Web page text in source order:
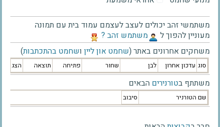
משתמשי זהב יכולים לעצב לעצמם עמוד בית עם תמונה
מעוניין להפוך ל
‫משתמש זהב ?‬
משחקים אחרונים באתר (שחמט און ליין ושחמט בהתכתבות)
סוג עדכון אחרון לבן שחור פתיחה תוצאה הצג
משתתף בטורנירים הבאים
שם הטורניר סיבוב